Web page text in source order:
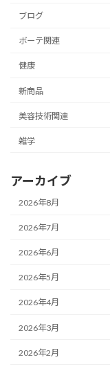
ブログ
ボーテ関連
健康
新商品
美容技術関連
雑学
アーカイブ
2026年8月
2026年7月
2026年6月
2026年5月
2026年4月
2026年3月
2026年2月